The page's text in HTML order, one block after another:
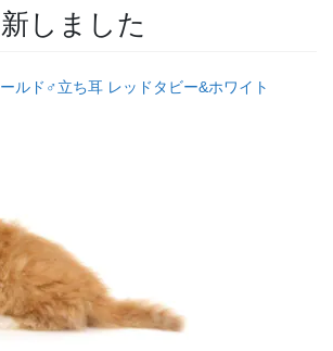
しました
ルド♂立ち耳 レッドタビー&ホワイト